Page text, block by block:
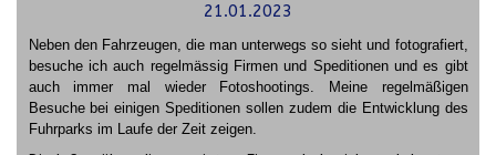
21.01.2023
Neben den Fahrzeugen, die man unterwegs so sieht und fotografiert,
besuche ich auch regelmässig Firmen und Speditionen und es gibt
auch immer mal wieder Fotoshootings.
Meine regelmäßigen
Besuche bei einigen Speditionen sollen zudem die Entwicklung des
Fuhrparks im Laufe der Zeit zeigen.